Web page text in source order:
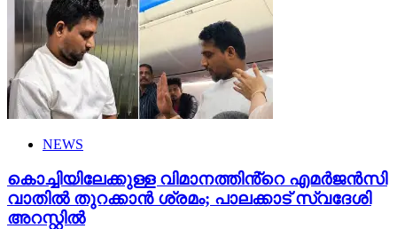
NEWS
കൊച്ചിയിലേക്കുള്ള വിമാനത്തിൻ്റെ എമര്‍ജന്‍സി
വാതില്‍ തുറക്കാന്‍ ശ്രമം; പാലക്കാട് സ്വദേശി
അറസ്റ്റില്‍